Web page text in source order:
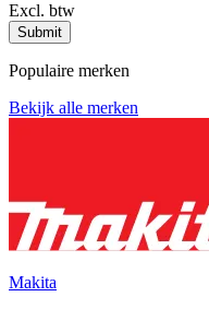
Excl. btw
Submit
Populaire merken
Bekijk alle merken
Makita